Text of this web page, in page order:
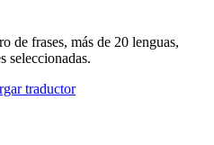
de frases, más de 20 lenguas,
seleccionadas.